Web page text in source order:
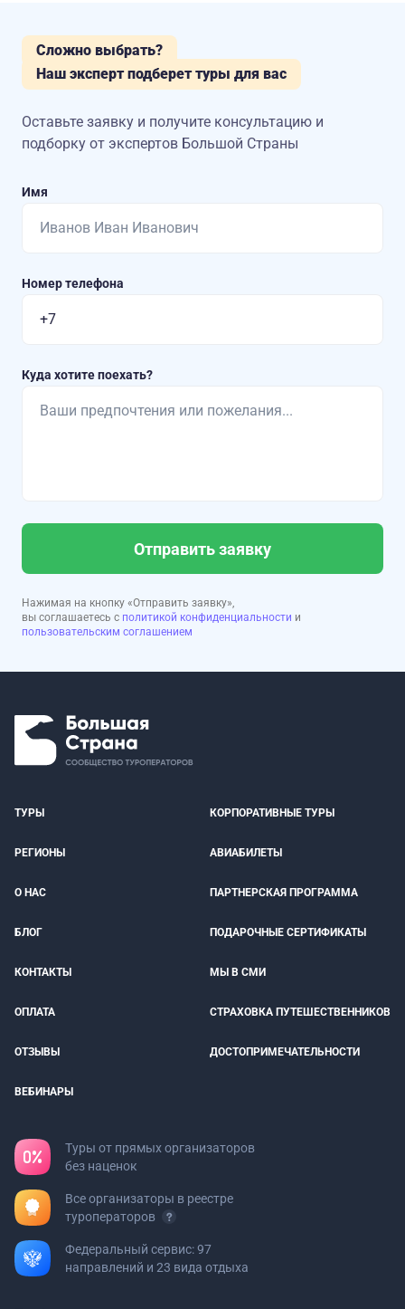
Сложно выбрать?
Наш эксперт подберет туры для вас
Оставьте заявку и получите консультацию и
подборку от экспертов Большой Страны
Имя
Номер телефона
Куда хотите поехать?
Отправить заявку
Нажимая на кнопку «Отправить заявку»,
вы соглашаетесь с политикой конфиденциальности и
пользовательским соглашением
ТУРЫ КОРПОРАТИВНЫЕ ТУРЫ
РЕГИОНЫ АВИАБИЛЕТЫ
О НАС ПАРТНЕРСКАЯ ПРОГРАММА
БЛОГ ПОДАРОЧНЫЕ СЕРТИФИКАТЫ
КОНТАКТЫ МЫ В СМИ
ОПЛАТА СТРАХОВКА ПУТЕШЕСТВЕННИКОВ
ОТЗЫВЫ ДОСТОПРИМЕЧАТЕЛЬНОСТИ
ВЕБИНАРЫ
Туры от прямых организаторов
без наценок
Все организаторы в реестре
туроператоров
Федеральный сервис: 97
направлений и 23 вида отдыха